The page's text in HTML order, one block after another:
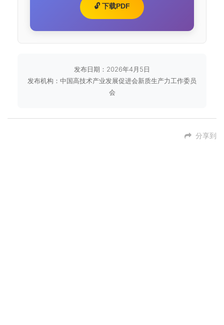
🔓 下载PDF
发布日期：2026年4月5日
发布机构：中国高技术产业发展促进会新质生产力工作委员
会
分享到